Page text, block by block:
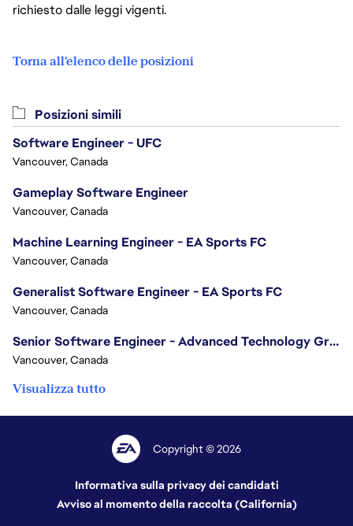
richiesto dalle leggi vigenti.
Torna all'elenco delle posizioni
Posizioni simili
Software Engineer - UFC
Vancouver, Canada
Gameplay Software Engineer
Vancouver, Canada
Machine Learning Engineer - EA Sports FC
Vancouver, Canada
Generalist Software Engineer - EA Sports FC
Vancouver, Canada
Senior Software Engineer - Advanced Technology Group
Vancouver, Canada
Visualizza tutto
Copyright © 2026
Informativa sulla privacy dei candidati
Avviso al momento della raccolta (California)